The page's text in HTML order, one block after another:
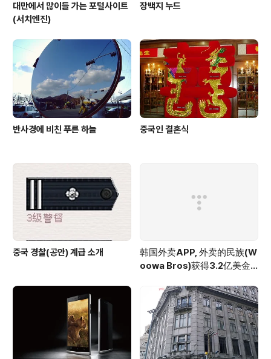
대만에서 많이들 가는 포털사이트
(서치엔진)
장백지 누드
반사경에 비친 푸른 하늘 중국인 결혼식
중국 경찰(공안) 계급 소개
韩国外卖APP, 外卖的民族(W
oowa Bros)获得3.2亿美金